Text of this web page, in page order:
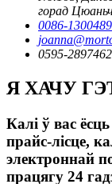
горад
0086-
0595-
Я ХАЧУ
Калі ў вас
прайс-лісце,
электроннай
працягу 24